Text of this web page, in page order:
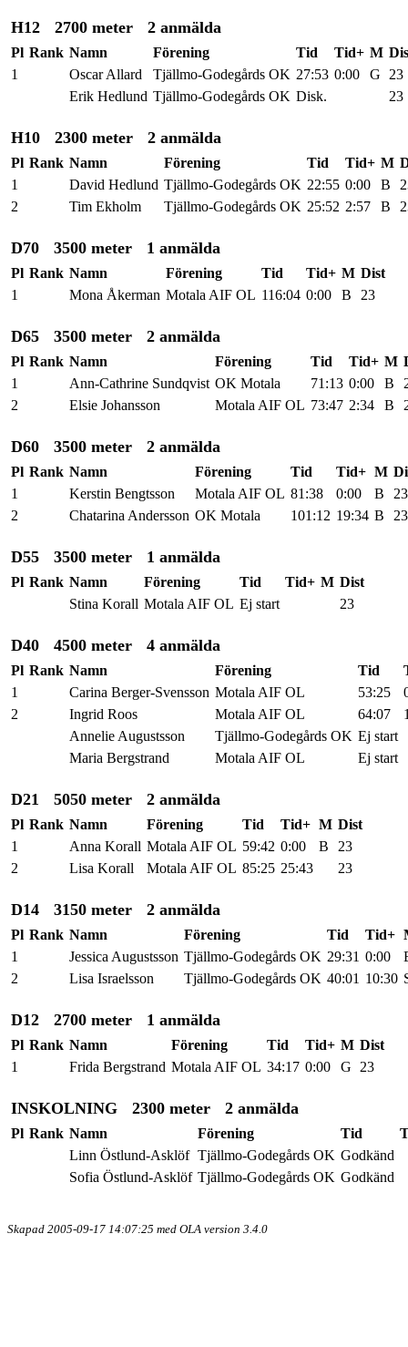
H12 2700 meter 2 anmälda
Pl Rank Namn Förening Tid Tid+ M
1
Oscar Allard Tjällmo-Godegårds OK 27:53 0:00 G
23
Erik Hedlund Tjällmo-Godegårds OK Disk. 23
H10 2300 meter 2 anmälda
Pl Rank Namn Förening Tid Tid+ M
1
David Hedlund Tjällmo-Godegårds OK 22:55 0:00 B
2
Tim Ekholm Tjällmo-Godegårds OK 25:52 2:57 B
D70 3500 meter 1 anmälda
Pl Rank Namn Förening Tid Tid+ M Dist
1
Mona Åkerman Motala AIF OL 116:04 0:00 B 23
D65 3500 meter 2 anmälda
Pl Rank Namn Förening Tid Tid+ M
1
Ann-Cathrine Sundqvist OK Motala 71:13 0:00 B
2
Elsie Johansson Motala AIF OL 73:47 2:34 B
D60 3500 meter 2 anmälda
Pl Rank Namn Förening Tid Tid+ M
1
Kerstin Bengtsson Motala AIF OL 81:38 0:00 B
23
2
Chatarina Andersson OK Motala 101:12 19:34 B 23
D55 3500 meter 1 anmälda
Pl Rank Namn Förening Tid Tid+ M Dist
Stina Korall Motala AIF OL Ej start 23
D40 4500 meter 4 anmälda
Pl Rank Namn Förening Tid
1
Carina Berger-Svensson Motala AIF OL 53:25
2
Ingrid Roos Motala AIF OL 64:07
Annelie Augustsson
Tjällmo-Godegårds OK Ej start
Maria Bergstrand
Motala AIF OL Ej start
D21 5050 meter 2 anmälda
Pl Rank Namn Förening Tid Tid+ M Dist
1
Anna Korall Motala AIF OL 59:42 0:00 B
23
2
Lisa Korall Motala AIF OL 85:25 25:43 23
D14 3150 meter 2 anmälda
Pl Rank Namn Förening Tid Tid+
1
Jessica Augustsson Tjällmo-Godegårds OK 29:31 0:00
2
Lisa Israelsson Tjällmo-Godegårds OK 40:01 10:30
D12 2700 meter 1 anmälda
Pl Rank Namn Förening Tid Tid+ M Dist
1
Frida Bergstrand Motala AIF OL 34:17 0:00 G 23
INSKOLNING 2300 meter 2 anmälda
Pl Rank Namn Förening Tid
Linn Östlund-Asklöf Tjällmo-Godegårds OK Godkänd
Sofia Östlund-Asklöf Tjällmo-Godegårds OK Godkänd
Skapad 2005-09-17 14:07:25 med OLA version 3.4.0